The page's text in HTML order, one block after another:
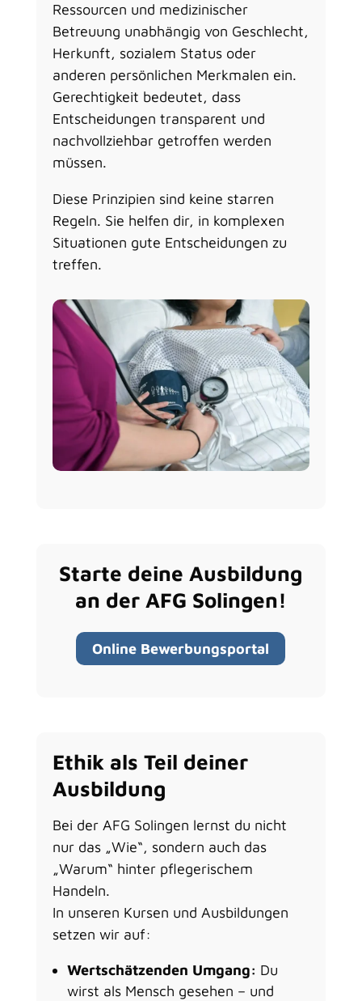
Ressourcen und medizinischer
Betreuung unabhängig von Geschlecht,
Herkunft, sozialem Status oder
anderen persönlichen Merkmalen ein.
Gerechtigkeit bedeutet, dass
Entscheidungen transparent und
nachvollziehbar getroffen werden
müssen.
Diese Prinzipien sind keine starren
Regeln. Sie helfen dir, in komplexen
Situationen gute Entscheidungen zu
treffen.
Starte deine Ausbildung
an der AFG Solingen!
Online Bewerbungsportal
Ethik als Teil deiner
Ausbildung
Bei der AFG Solingen lernst du nicht
nur das „Wie“, sondern auch das
„Warum“ hinter pflegerischem
Handeln.
In unseren Kursen und Ausbildungen
setzen wir auf:
Wertschätzenden Umgang: Du
wirst als Mensch gesehen – und